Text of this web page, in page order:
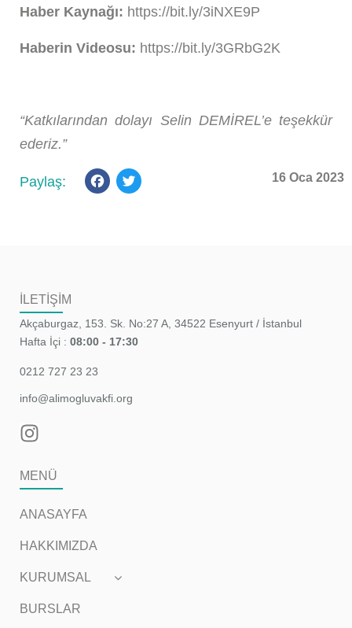
Haber Kaynağı: https://bit.ly/3iNXE9P
Haberin Videosu: https://bit.ly/3GRbG2K
“Katkılarından dolayı Selin DEMİREL’e teşekkür
ederiz.”
Facebook 16 Oca 2023
İLETİŞİM
Akçaburgaz, 153. Sk. No:27 A, 34522 Esenyurt / İstanbul
Hafta İçi : 08:00 - 17:30
0212 727 23 23
info@alimogluvakfi.org
MENÜ
ANASAYFA
HAKKIMIZDA
KURUMSAL
BURSLAR